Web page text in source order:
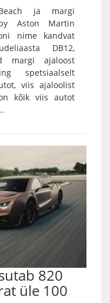
ja margi
Aston Martin
nime kandvat
DB12,
margi ajaloost
spetsiaalselt
viis ajaloolist
kõik viis autot
820
üle 100